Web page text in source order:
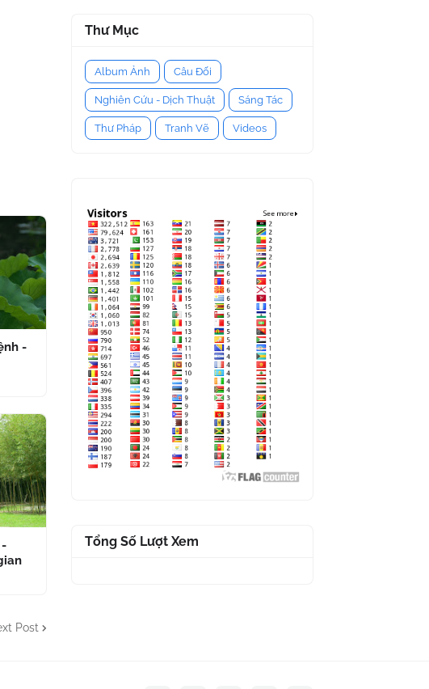
-
Post
Thư Mục
Album Ảnh Câu Đối
Nghiên Cứu - Dịch Thuật Sáng Tác
Thư Pháp Tranh Vẽ Videos
Tổng Số Lượt Xem